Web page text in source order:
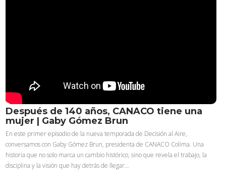
Después de 140 años, CANACO tiene una
mujer | Gaby Gómez Brun
En este primer episodio de la nueva temporada de Decisión al Aire,
conversamos con Gaby Gómez Brun, presidenta de CANACO Colima. Una
historia que no solo marca un cambio histórico, sino que revela el trabajo, la
disciplina y la visión que hay detrás de llegar…